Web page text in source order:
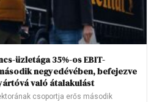
üzletága 35%-os EBIT-
negyedévében, befejezve
való átalakulást
csoportja erős második